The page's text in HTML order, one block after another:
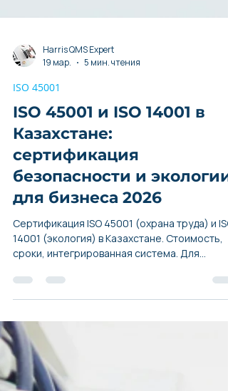
19 мар.
ISO 45001
ISO 45001 и ISO 14001 в
Казахстане:
сертификация
безопасности и экологии
для бизнеса 2026
Сертификация ISO 45001 (охрана труда) и ISO
14001 (экология) в Казахстане. Стоимость,
сроки, интегрированная система. Для